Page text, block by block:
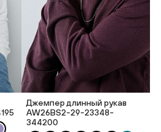
Джемпер длинный рукав
AW26BS2-29-23348-
344200